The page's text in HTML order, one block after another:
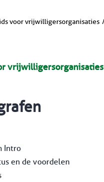
voor vrijwilligersorganisaties
vrijwilligersorganisaties
Intro
en de voordelen